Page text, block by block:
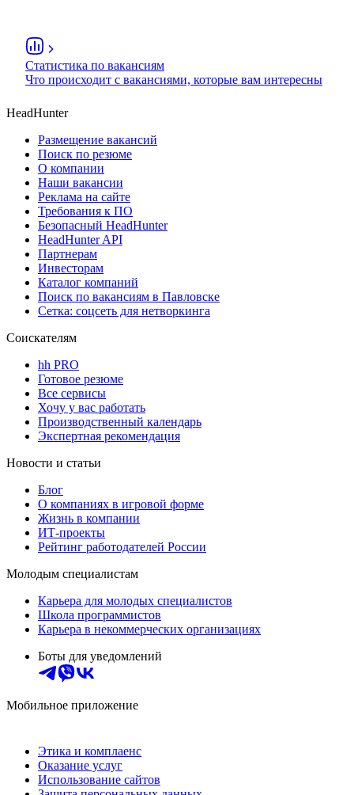
Статистика по вакансиям
Что происходит с вакансиями, которые вам интересны
HeadHunter
Размещение вакансий
Поиск по резюме
О компании
Наши вакансии
Реклама на сайте
Требования к ПО
Безопасный HeadHunter
HeadHunter API
Партнерам
Инвесторам
Каталог компаний
Поиск по вакансиям в Павловске
Сетка: соцсеть для нетворкинга
Соискателям
hh PRO
Готовое резюме
Все сервисы
Хочу у вас работать
Производственный календарь
Экспертная рекомендация
Новости и статьи
Блог
О компаниях в игровой форме
Жизнь в компании
ИТ-проекты
Рейтинг работодателей России
Молодым специалистам
Карьера для молодых специалистов
Школа программистов
Карьера в некоммерческих организациях
Боты для уведомлений
Мобильное приложение
Этика и комплаенс
Оказание услуг
Использование сайтов